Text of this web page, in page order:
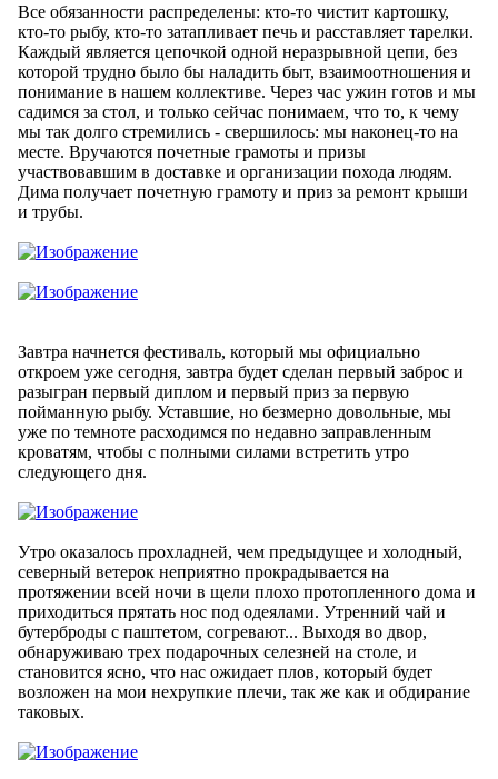
Все обязанности распределены: кто-то чистит картошку,
кто-то рыбу, кто-то затапливает печь и расставляет тарелки.
Каждый является цепочкой одной неразрывной цепи, без
которой трудно было бы наладить быт, взаимоотношения и
понимание в нашем коллективе. Через час ужин готов и мы
садимся за стол, и только сейчас понимаем, что то, к чему
мы так долго стремились - свершилось: мы наконец-то на
месте. Вручаются почетные грамоты и призы
участвовавшим в доставке и организации похода людям.
Дима получает почетную грамоту и приз за ремонт крыши
и трубы.
Завтра начнется фестиваль, который мы официально
откроем уже сегодня, завтра будет сделан первый заброс и
разыгран первый диплом и первый приз за первую
пойманную рыбу. Уставшие, но безмерно довольные, мы
уже по темноте расходимся по недавно заправленным
кроватям, чтобы с полными силами встретить утро
следующего дня.
Утро оказалось прохладней, чем предыдущее и холодный,
северный ветерок неприятно прокрадывается на
протяжении всей ночи в щели плохо протопленного дома и
приходиться прятать нос под одеялами. Утренний чай и
бутерброды с паштетом, согревают... Выходя во двор,
обнаруживаю трех подарочных селезней на столе, и
становится ясно, что нас ожидает плов, который будет
возложен на мои нехрупкие плечи, так же как и обдирание
таковых.